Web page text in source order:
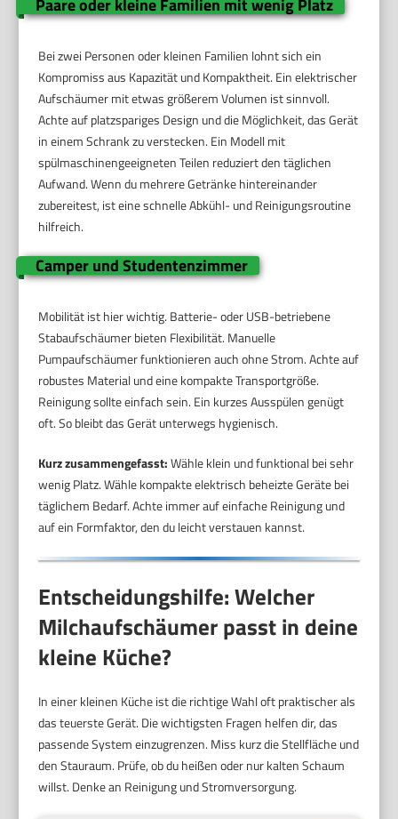
Bei zwei Personen oder kleinen Familien lohnt sich ein
Kompromiss aus Kapazität und Kompaktheit. Ein elektrischer
Aufschäumer mit etwas größerem Volumen ist sinnvoll.
Achte auf platzspariges Design und die Möglichkeit, das Gerät
in einem Schrank zu verstecken. Ein Modell mit
spülmaschinengeeigneten Teilen reduziert den täglichen
Aufwand. Wenn du mehrere Getränke hintereinander
zubereitest, ist eine schnelle Abkühl- und Reinigungsroutine
hilfreich.
Camper und Studentenzimmer
Mobilität ist hier wichtig. Batterie- oder USB-betriebene
Stabaufschäumer bieten Flexibilität. Manuelle
Pumpaufschäumer funktionieren auch ohne Strom. Achte auf
robustes Material und eine kompakte Transportgröße.
Reinigung sollte einfach sein. Ein kurzes Ausspülen genügt
oft. So bleibt das Gerät unterwegs hygienisch.
Kurz zusammengefasst:Wähle klein und funktional bei sehr
wenig Platz. Wähle kompakte elektrisch beheizte Geräte bei
täglichem Bedarf. Achte immer auf einfache Reinigung und
auf ein Formfaktor, den du leicht verstauen kannst.
Entscheidungshilfe: Welcher
Milchaufschäumer passt in deine
kleine Küche?
In einer kleinen Küche ist die richtige Wahl oft praktischer als
das teuerste Gerät. Die wichtigsten Fragen helfen dir, das
passende System einzugrenzen. Miss kurz die Stellfläche und
den Stauraum. Prüfe, ob du heißen oder nur kalten Schaum
willst. Denke an Reinigung und Stromversorgung.